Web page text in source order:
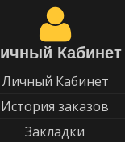
Кабинет
Личный Кабинет
История заказов
Закладки